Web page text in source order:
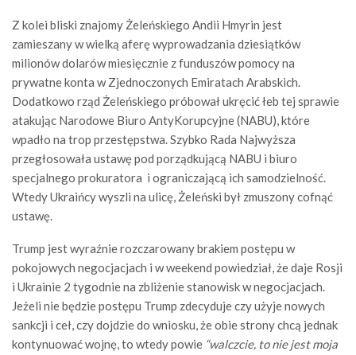
Z kolei bliski znajomy Żeleńskiego Andii Hmyrin jest
zamieszany w wielką aferę wyprowadzania dziesiątków
milionów dolarów miesięcznie z funduszów pomocy na
prywatne konta w Zjednoczonych Emiratach Arabskich.
Dodatkowo rząd Żeleńskiego próbował ukręcić łeb tej sprawie
atakując Narodowe Biuro AntyKorupcyjne (NABU), które
wpadło na trop przestępstwa. Szybko Rada Najwyższa
przegłosowała ustawę pod porządkującą NABU i biuro
specjalnego prokuratora i ograniczającą ich samodzielność.
Wtedy Ukraińcy wyszli na ulicę, Żeleński był zmuszony cofnąć
ustawę.
Trump jest wyraźnie rozczarowany brakiem postępu w
pokojowych negocjacjach i w weekend powiedział, że daje Rosji
i Ukrainie 2 tygodnie na zbliżenie stanowisk w negocjacjach.
Jeżeli nie będzie postępu Trump zdecyduje czy użyje nowych
sankcji i ceł, czy dojdzie do wniosku, że obie strony chcą jednak
kontynuować wojnę, to wtedy powie “walczcie, to nie jest moja